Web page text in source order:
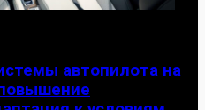
автопилота на